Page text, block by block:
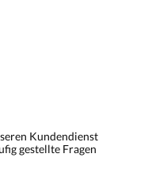
Kundendienst
gestellte Fragen